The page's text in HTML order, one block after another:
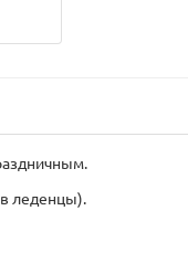
леденцы).